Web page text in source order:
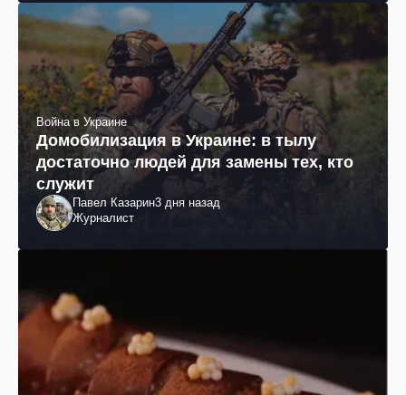
Война в Украине
Домобилизация в Украине: в тылу
достаточно людей для замены тех, кто
служит
Павел Казарин3 дня назад
Журналист